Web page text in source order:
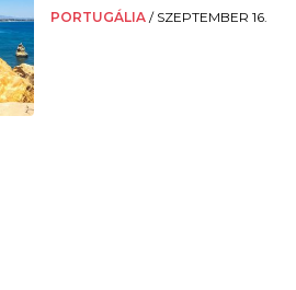
PORTUGÁLIA / SZEPTEMBER 16.